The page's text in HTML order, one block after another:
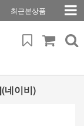
최근본상품
네이비)